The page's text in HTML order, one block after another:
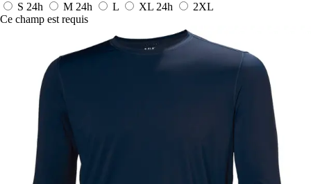
S 24h M 24h L XL 24h
2XL
Ce champ est requis